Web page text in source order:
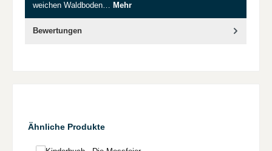
weichen Waldboden… Mehr
Bewertungen
Produktgalerie überspringen
Ähnliche Produkte